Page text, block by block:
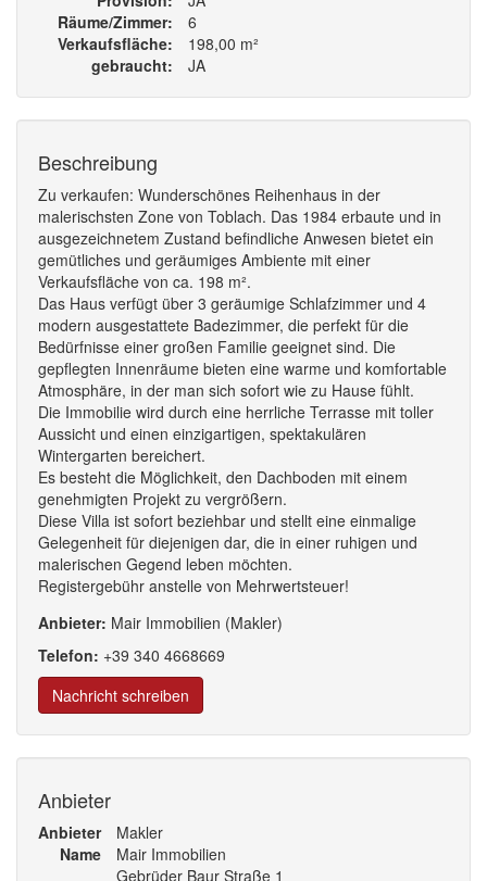
Räume/Zimmer
6
Verkaufsfläche
198,00 m²
gebraucht
JA
Beschreibung
Zu verkaufen: Wunderschönes Reihenhaus in der
malerischsten Zone von Toblach. Das 1984 erbaute und in
ausgezeichnetem Zustand befindliche Anwesen bietet ein
gemütliches und geräumiges Ambiente mit einer
Verkaufsfläche von ca. 198 m².
Das Haus verfügt über 3 geräumige Schlafzimmer und 4
modern ausgestattete Badezimmer, die perfekt für die
Bedürfnisse einer großen Familie geeignet sind. Die
gepflegten Innenräume bieten eine warme und komfortable
Atmosphäre, in der man sich sofort wie zu Hause fühlt.
Die Immobilie wird durch eine herrliche Terrasse mit toller
Aussicht und einen einzigartigen, spektakulären
Wintergarten bereichert.
Es besteht die Möglichkeit, den Dachboden mit einem
genehmigten Projekt zu vergrößern.
Diese Villa ist sofort beziehbar und stellt eine einmalige
Gelegenheit für diejenigen dar, die in einer ruhigen und
malerischen Gegend leben möchten.
Registergebühr anstelle von Mehrwertsteuer!
Anbieter: Mair Immobilien (Makler)
Telefon: +39 340 4668669
Nachricht schreiben
Anbieter
Anbieter
Makler
Name
Mair Immobilien
Gebrüder Baur Straße 1